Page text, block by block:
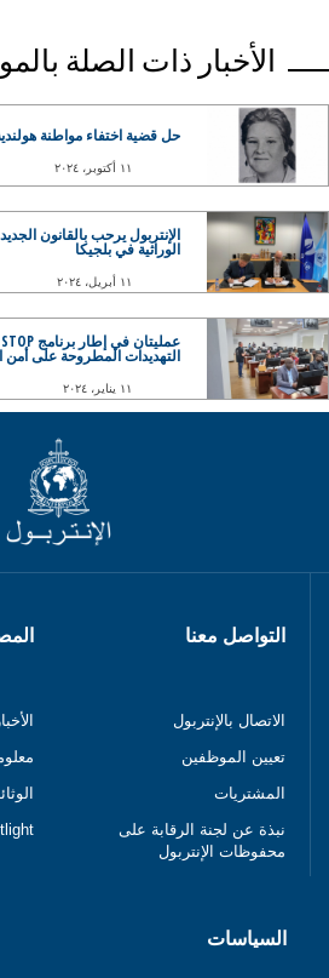
الأخبار ذات الصلة
حل قضية اختفاء مواطنة
١١ أكتوبر، ٢٠٢٤
الإنتربول يرحب بالقانون
الوراثية في بلجيكا
١١ أبريل، ٢٠٢٤
التهديدات المطروحة على أمن
١١ يناير، ٢٠٢٤
التواصل معنا
الاتصال بالإنتربول
تعيين الموظفين
المشتريات
نبذة عن لجنة الرقابة على
محفوظات الإنتربول
السياسات